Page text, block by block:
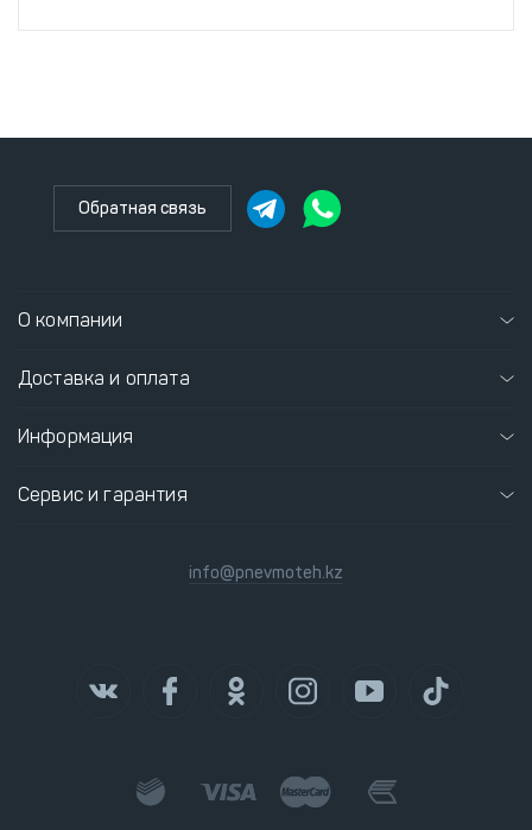
Обратная связь
О компании
Доставка и оплата
Информация
Сервис и гарантия
info@pnevmoteh.kz